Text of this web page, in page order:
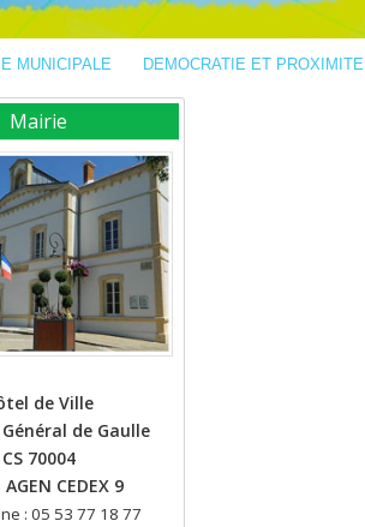
MUNICIPALE DEMOCRATIE ET PROXIMITE
Mairie
de Ville
de Gaulle
CS 70004
CEDEX 9
: 05 53 77 18 77